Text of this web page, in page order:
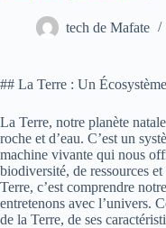
tech de Mafate
## La Terre : Un
La Terre, notre planète
roche et d’eau. C’est un
machine vivante qui nous
biodiversité, de ressources
Terre, c’est comprendre
entretenons avec l’univers.
de la Terre, de ses